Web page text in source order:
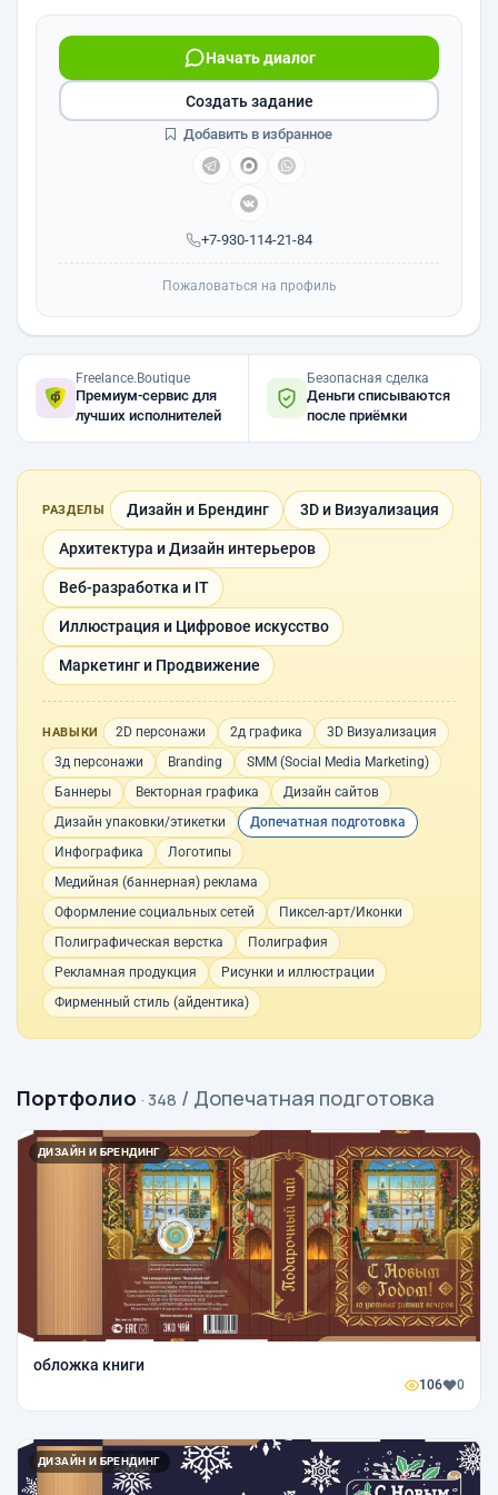
+7-930-114-21-84
Начать диалог
Создать задание
Добавить в избранное
Пожаловаться на профиль
Freelance.Boutique
Премиум-сервис для
лучших исполнителей
Безопасная сделка
Деньги списываются
после приёмки
РАЗДЕЛЫ Дизайн и Брендинг 3D и Визуализация
Архитектура и Дизайн интерьеров
Веб-разработка и IT
Иллюстрация и Цифровое искусство
Маркетинг и Продвижение
НАВЫКИ 2D персонажи 2д графика
3D Визуализация
3д персонажи
Branding
SMM (Social Media Marketing)
Баннеры
Векторная графика
Дизайн сайтов
Дизайн упаковки/этикетки
Допечатная подготовка
Инфографика
Логотипы
Медийная (баннерная) реклама
Оформление социальных сетей
Пиксел-арт/Иконки
Полиграфическая верстка
Полиграфия
Рекламная продукция
Рисунки и иллюстрации
Фирменный стиль (айдентика)
Портфолио · 348 / Допечатная подготовка
ДИЗАЙН И БРЕНДИНГ
обложка книги
106 0
ДИЗАЙН И БРЕНДИНГ